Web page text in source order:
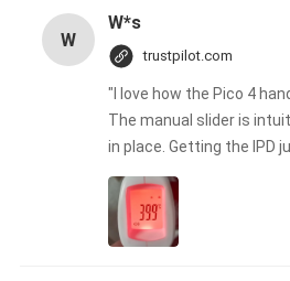
W
W*s
trustpilot.com
"I love how the Pico 4
The manual slider is
in place. Getting the IPD